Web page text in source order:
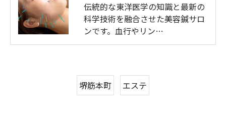
伝統的な東洋医学の知識と最新の
科学技術を融合させた美容鍼サロ
ンです。血行やリン…
堺筋本町 エステ